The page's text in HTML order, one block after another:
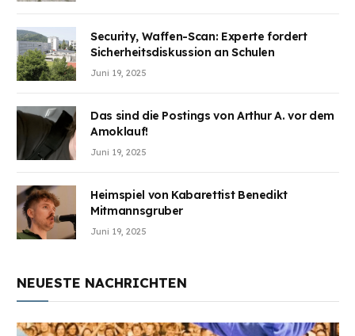
Security, Waffen-Scan: Experte fordert
Sicherheitsdiskussion an Schulen
Juni 19, 2025
Das sind die Postings von Arthur A. vor dem
Amoklauf!
Juni 19, 2025
Heimspiel von Kabarettist Benedikt
Mitmannsgruber
Juni 19, 2025
NEUESTE NACHRICHTEN